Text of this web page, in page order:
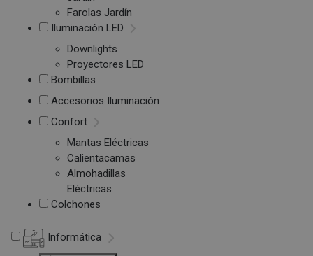
Farolas Jardín
Iluminación LED
Downlights
Proyectores LED
Bombillas
Accesorios Iluminación
Confort
Mantas Eléctricas
Calientacamas
Almohadillas
Eléctricas
Colchones
Informática